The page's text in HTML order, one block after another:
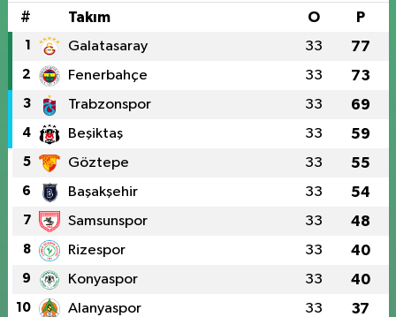
# Takım O P
1 Galatasaray 33 77
2 Fenerbahçe 33 73
3 Trabzonspor 33 69
4 Beşiktaş 33 59
5 Göztepe 33 55
6 Başakşehir 33 54
7 Samsunspor 33 48
8 Rizespor 33 40
9 Konyaspor 33 40
10 Alanyaspor 33 37